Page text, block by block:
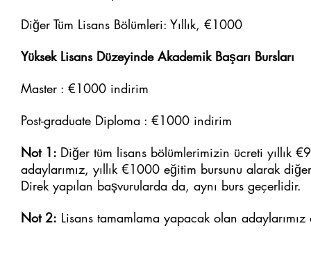
Diğer Tüm Lisans Bölümleri: Yıllık, €1000
Yüksek Lisans Düzeyinde Akademik Başarı Bursları
Master : €1000 indirim
Post-graduate Diploma : €1000 indirim
Not 1: Diğer tüm lisans bölümlerimizin ücreti yıllık
adaylarımız, yıllık €1000 eğitim bursunu alarak
Direk yapılan başvurularda da, aynı burs geçerlidir.
Not 2: Lisans tamamlama yapacak olan